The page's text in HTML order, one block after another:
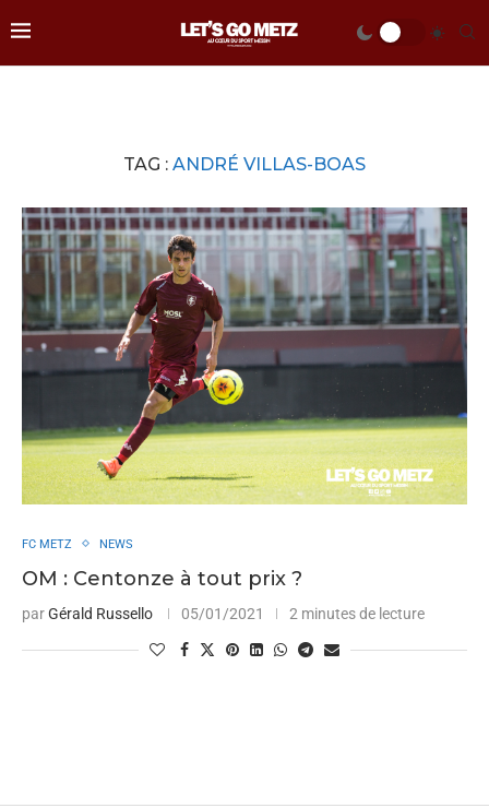
TAG : ANDRÉ VILLAS-BOAS
FC METZ NEWS
OM : Centonze à tout prix ?
parGérald Russello 05/01/2021 2 minutes de lecture